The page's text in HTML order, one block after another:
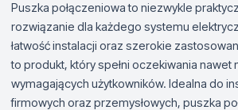
Puszka połączeniowa to niezwykle
rozwiązanie dla każdego systemu
łatwość instalacji oraz szerokie
to produkt, który spełni oczekiwania nawet
wymagających użytkowników. Idealna do
firmowych oraz przemysłowych, puszka